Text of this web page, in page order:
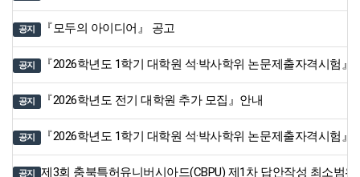
공지 『모두의 아이디어』 공고
공지 『2026학년도 1학기 대학원 석·박사학위 논문제출자격시험』
공지 『2026학년도 전기 대학원 추가 모집』안내
공지 『2026학년도 1학기 대학원 석·박사학위 논문제출자격시험』
공지 제3회 충북특허유니버시아드(CBPU) 제1차 답안작성 최소범위